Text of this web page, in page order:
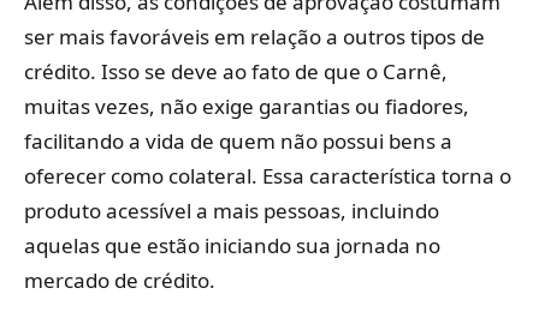
ser mais favoráveis em relação a outros tipos de
crédito. Isso se deve ao fato de que o Carnê,
muitas vezes, não exige garantias ou fiadores,
facilitando a vida de quem não possui bens a
oferecer como colateral. Essa característica torna o
produto acessível a mais pessoas, incluindo
aquelas que estão iniciando sua jornada no
mercado de crédito.